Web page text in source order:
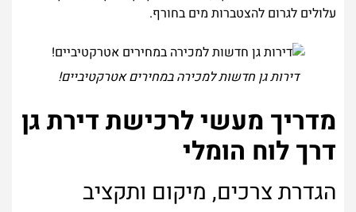
עלולים לגרום להצטברות מים בחורף.
דירות גן חדשות למכירה במחירים אטרקטיביים!
מדריך מעשי לרכישת דירת גן
דרך לוח הומלי
הגדרת צרכים, מיקום ותקציב